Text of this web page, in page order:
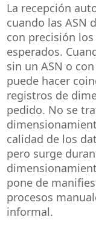
La recepción
cuando las ASN
con precisión
esperados.
sin un ASN o
puede hacer
registros de
pedido. No se
calidad de los
pero surge
pone de
procesos
informal.